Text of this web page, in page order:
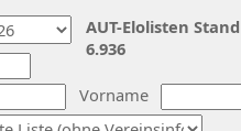
Vorname
AUT-Elolisten
6.936